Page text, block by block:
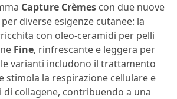
Capture Crèmes con due nuove
diverse esigenze cutanee: la
con oleo-ceramidi per pelli
Fine, rinfrescante e leggera per
varianti includono il trattamento
stimola la respirazione cellulare e
di collagene, contribuendo a una